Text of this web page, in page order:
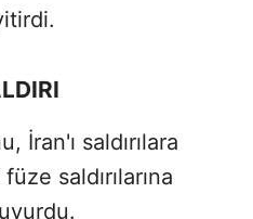
İran'ı saldırılara
saldırılarına